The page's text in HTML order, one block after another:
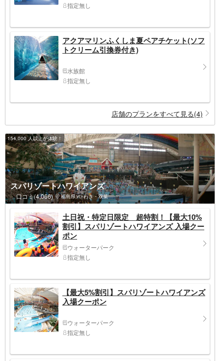
指定無し
アクアマリンふくしま夏ペアチケット(ソフ
トクリーム引換券付き)
水族館
指定無し
店舗のプランをすべて見る(4)
154,000 人以上が体験！
スパリゾートハワイアンズ
口コミ(4,066) 福島県>いわき・双葉
土日祝・特定日限定 超特割！【最大10%
割引】スパリゾートハワイアンズ 入場クー
ポン
ウォーターパーク
指定無し
【最大5%割引】スパリゾートハワイアンズ
入場クーポン
ウォーターパーク
指定無し